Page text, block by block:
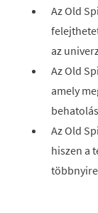
Az Old
az
Az Old
amely
Az Old
hiszen a
többnyire